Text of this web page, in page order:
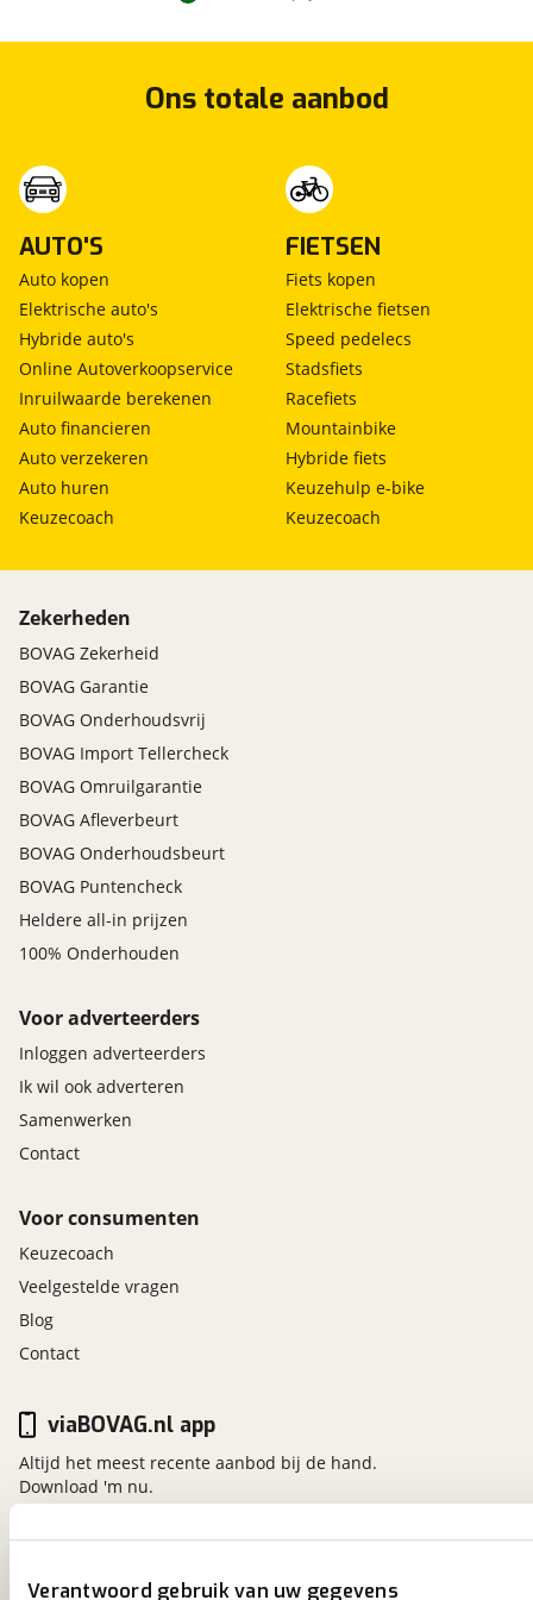
Verantwoord gebruik van uw gegevens
Amsterdam ook altijd meer dan 300 nieuwe en
Kawasaki, Suzuki, Yamaha, Royal Enfield en Can-Am
Ons totale aanbod
AUTO'S
Auto kopen
Elektrische auto's
Hybride auto's
Online Autoverkoopservice
Inruilwaarde berekenen
Auto financieren
Auto verzekeren
Auto huren
Keuzecoach
FIETSEN
Fiets kopen
Elektrische fietsen
Speed pedelecs
Stadsfiets
Racefiets
Mountainbike
Hybride fiets
Keuzehulp e-bike
Keuzecoach
Zekerheden
BOVAG Zekerheid
BOVAG Garantie
BOVAG Onderhoudsvrij
BOVAG Import Tellercheck
BOVAG Omruilgarantie
BOVAG Afleverbeurt
BOVAG Onderhoudsbeurt
BOVAG Puntencheck
Heldere all-in prijzen
100% Onderhouden
Voor adverteerders
Inloggen adverteerders
Ik wil ook adverteren
Samenwerken
Contact
Voor consumenten
Keuzecoach
Veelgestelde vragen
Blog
Contact
viaBOVAG.nl
viaBOVAG.nl app
Altijd het meest recente aanbod bij de hand.
Download 'm nu.